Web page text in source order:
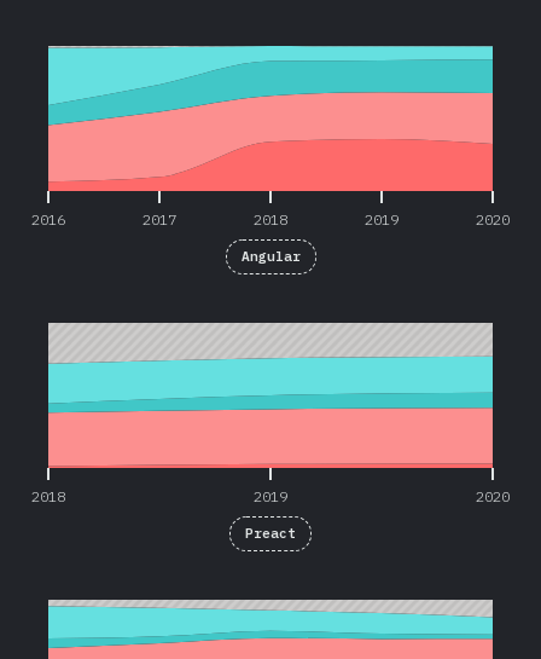
2016 2017 2018 2019 2020
Angular
2018 2019 2020
Preact